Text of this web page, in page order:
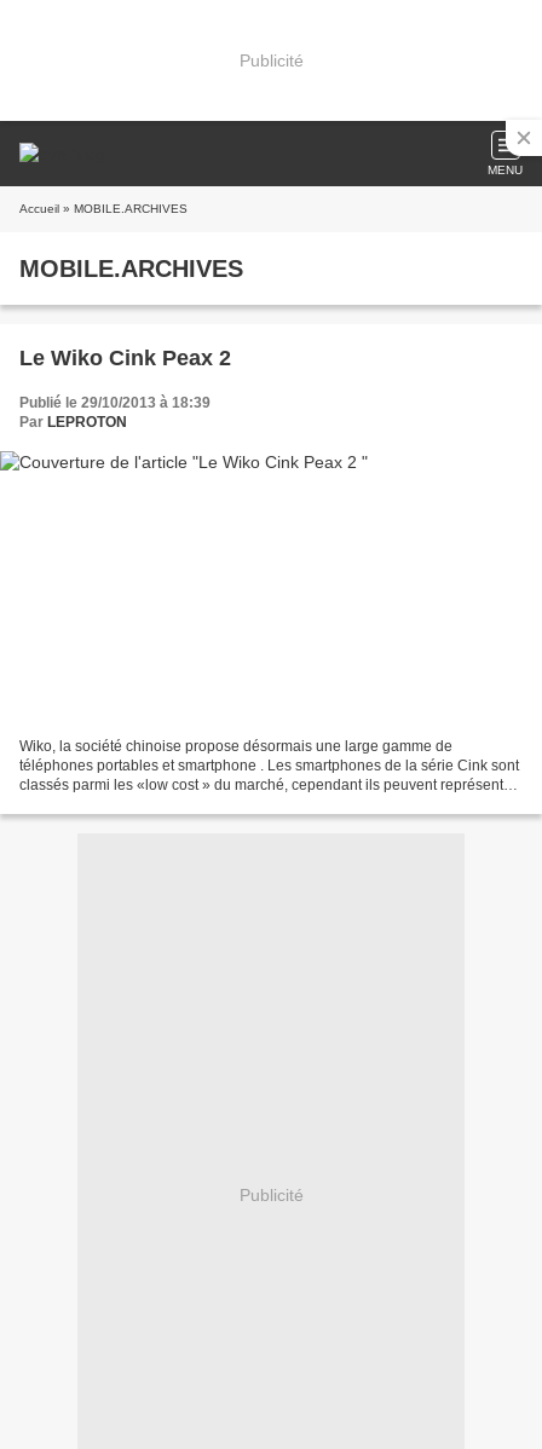
Publicité
MENU
Accueil » MOBILE.ARCHIVES
MOBILE.ARCHIVES
Le Wiko Cink Peax 2
Publié le 29/10/2013 à 18:39
Par LEPROTON
Wiko, la société chinoise propose désormais une large gamme de
téléphones portables et smartphone . Les smartphones de la série Cink sont
classés parmi les «low cost » du marché, cependant ils peuvent représenter
Publicité